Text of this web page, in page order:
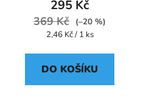
295 Kč
369 Kč
(–20 %)
Měrná
2,46 Kč / 1 ks
DO KOŠÍKU